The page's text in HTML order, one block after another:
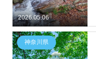
2026.05.06
神奈川県